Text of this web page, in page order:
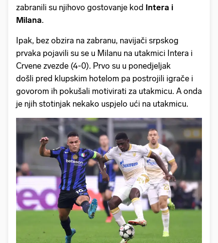
zabranili su njihovo gostovanje kod Intera i
Milana.
Ipak, bez obzira na zabranu, navijači srpskog
prvaka pojavili su se u Milanu na utakmici Intera i
Crvene zvezde (4-0). Prvo su u ponedjeljak
došli pred klupskim hotelom pa postrojili igrače i
govorom ih pokušali motivirati za utakmicu. A onda
je njih stotinjak nekako uspjelo ući na utakmicu.